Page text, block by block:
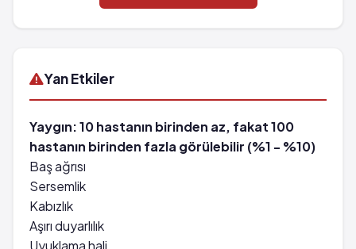
Yan Etkiler
Yaygın: 10 hastanın birinden az, fakat 100
hastanın birinden fazla görülebilir (%1 - %10)
Baş ağrısı
Sersemlik
Kabızlık
Aşırı duyarlılık
Uyuklama hali